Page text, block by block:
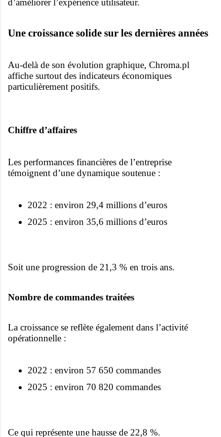
d’améliorer l’expérience utilisateur.
Une croissance solide sur les dernières années
Au-delà de son évolution graphique, Chroma.pl
affiche surtout des indicateurs économiques
particulièrement positifs.
Chiffre d’affaires
Les performances financières de l’entreprise
témoignent d’une dynamique soutenue :
2022 : environ 29,4 millions d’euros
2025 : environ 35,6 millions d’euros
Soit une progression de 21,3 % en trois ans.
Nombre de commandes traitées
La croissance se reflète également dans l’activité
opérationnelle :
2022 : environ 57 650 commandes
2025 : environ 70 820 commandes
Ce qui représente une hausse de 22,8 %.